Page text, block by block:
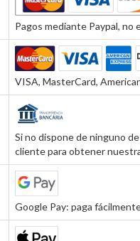
Pagos mediante Paypal, no
VISA, MasterCard,
Si no dispone de ninguno
cliente para obtener
Google Pay: paga